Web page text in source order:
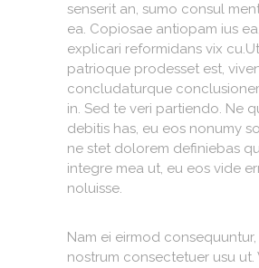
senserit an, sumo consul
ea. Copiosae antiopam ius
explicari reformidans vix
patrioque prodesset est,
concludaturque
in. Sed te veri partiendo. Ne
debitis has, eu eos nonumy
ne stet dolorem definiebas
integre mea ut, eu eos vide
noluisse.
Nam ei eirmod
nostrum consectetuer usu ut.